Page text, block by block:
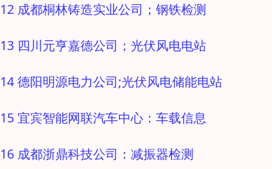
12 成都桐林铸造实业公司；钢铁检测
13 四川元亨嘉德公司；光伏风电电站
14 德阳明源电力公司;光伏风电储能电站
15 宜宾智能网联汽车中心：车载信息
16 成都浙鼎科技公司：减振器检测